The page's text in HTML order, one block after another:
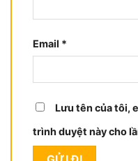
Email *
Lưu tên của tôi,
trình duyệt này cho